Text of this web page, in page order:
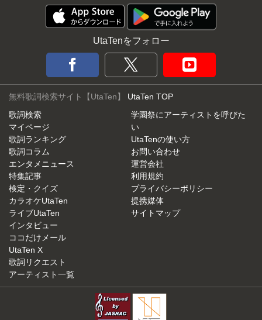
UtaTenをフォロー
無料歌詞検索サイト【UtaTen】 UtaTen TOP
歌詞検索
マイページ
歌詞ランキング
歌詞コラム
エンタメニュース
特集記事
検定・クイズ
カラオケUtaTen
ライブUtaTen
インタビュー
ココだけメール
UtaTen X
歌詞リクエスト
アーティスト一覧
学園祭にアーティストを呼びた
い
UtaTenの使い方
お問い合わせ
運営会社
利用規約
プライバシーポリシー
提携媒体
サイトマップ